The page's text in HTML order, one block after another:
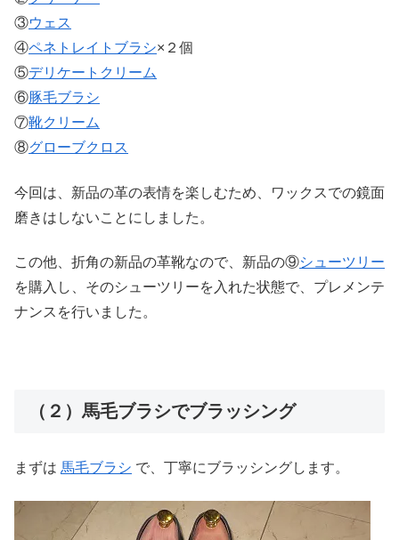
③ウェス
④ペネトレイトブラシ×２個
⑤デリケートクリーム
⑥豚毛ブラシ
⑦靴クリーム
⑧グローブクロス
今回は、新品の革の表情を楽しむため、ワックスでの鏡面
磨きはしないことにしました。
この他、折角の新品の革靴なので、新品の⑨シューツリー
を購入し、そのシューツリーを入れた状態で、プレメンテ
ナンスを行いました。
（２）馬毛ブラシでブラッシング
まずは 馬毛ブラシ で、丁寧にブラッシングします。